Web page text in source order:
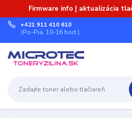
Firmware info | aktualizácia
+421 911 410 610
(Po-Pia, 10-16 hod.)